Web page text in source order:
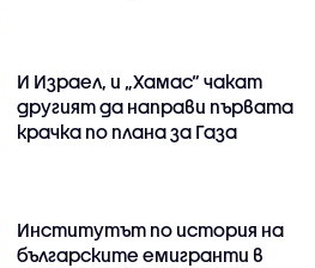
И Израел, и „Хамас“ чакат
другият да направи първата
крачка по плана за Газа
Институтът по история на
българските емигранти в